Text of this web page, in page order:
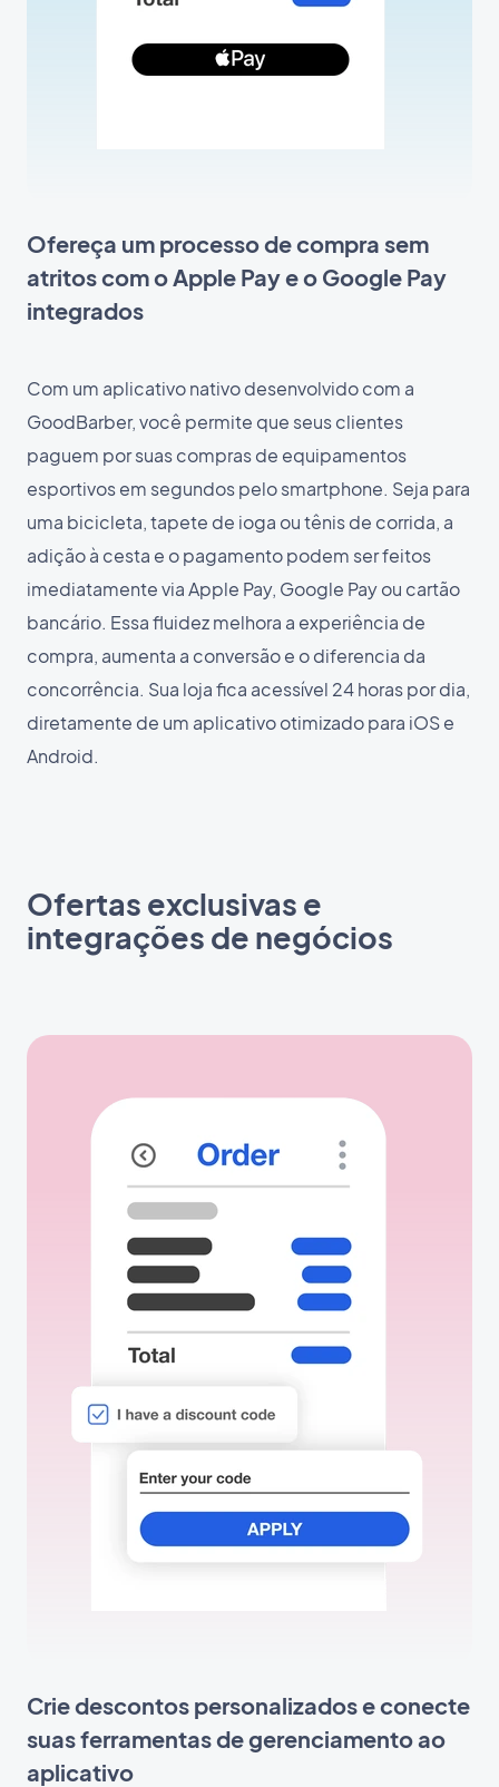
Ofereça um processo de compra sem
atritos com o Apple Pay e o Google Pay
integrados
Com um aplicativo nativo desenvolvido com a
GoodBarber, você permite que seus clientes
paguem por suas compras de equipamentos
esportivos em segundos pelo smartphone. Seja para
uma bicicleta, tapete de ioga ou tênis de corrida, a
adição à cesta e o pagamento podem ser feitos
imediatamente via Apple Pay, Google Pay ou cartão
bancário. Essa fluidez melhora a experiência de
compra, aumenta a conversão e o diferencia da
concorrência. Sua loja fica acessível 24 horas por dia,
diretamente de um aplicativo otimizado para iOS e
Android.
Ofertas exclusivas e
integrações de negócios
Crie descontos personalizados e conecte
suas ferramentas de gerenciamento ao
aplicativo